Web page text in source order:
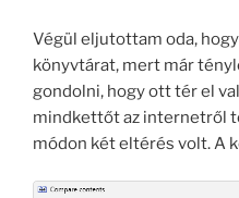
Végül eljutottam oda,
könyvtárat, mert már
gondolni, hogy ott tér el
mindkettőt az internetről
módon két eltérés volt. A